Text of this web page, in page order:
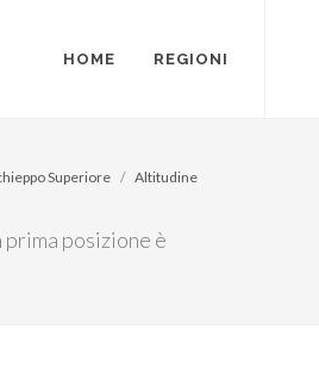
HOME REGIONI
posizione è
Superiore Altitudine